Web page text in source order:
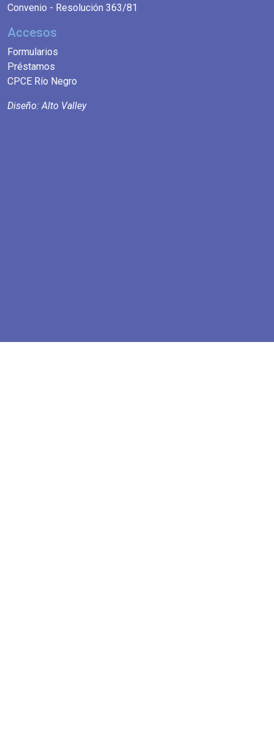
Convenio - Resolución 363/81
Accesos
Formularios
Préstamos
CPCE Río Negro
Diseño: Alto Valley